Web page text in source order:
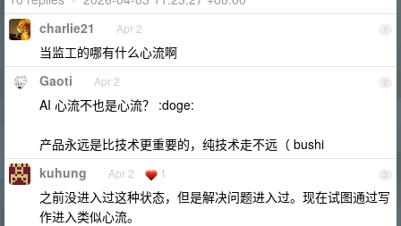
1
charlie21 Apr 2
当监工的哪有什么心流啊
2
Gaoti Apr 2
AI 心流不也是心流？ :doge:
产品永远是比技术更重要的，纯技术走不远（ bushi
3
kuhung Apr 2 1
之前没进入过这种状态，但是解决问题进入过。现在试图通过写
作进入类似心流。